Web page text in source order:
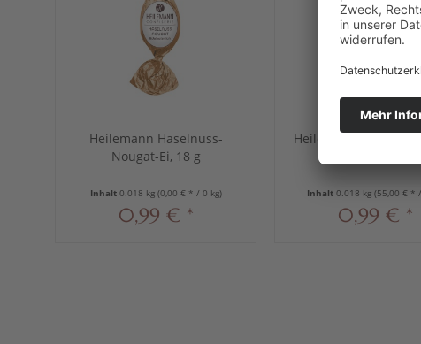
Heilemann Haselnuss-
Nougat-Ei, 18 g
Inhalt 0.018 kg (0,00 € * / 0 kg)
0,99 € *
Heilemann Karamell-
Inhalt 0.018 kg (55,00 € *
0,99 € *